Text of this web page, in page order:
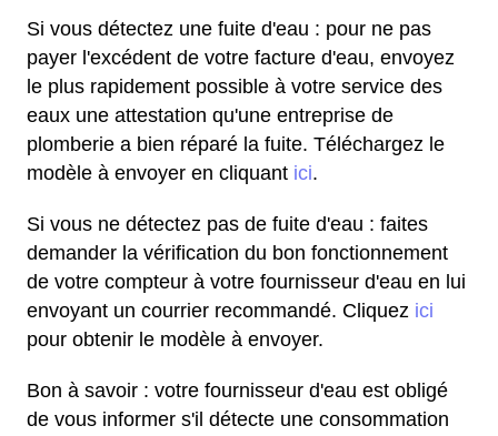
Si vous détectez une fuite d'eau : pour ne pas
payer l'excédent de votre facture d'eau, envoyez
le plus rapidement possible à votre service des
eaux une attestation qu'une entreprise de
plomberie a bien réparé la fuite. Téléchargez le
modèle à envoyer en cliquant ici.
Si vous ne détectez pas de fuite d'eau : faites
demander la vérification du bon fonctionnement
de votre compteur à votre fournisseur d'eau en lui
envoyant un courrier recommandé. Cliquez ici
pour obtenir le modèle à envoyer.
Bon à savoir : votre fournisseur d'eau est obligé
de vous informer s'il détecte une consommation